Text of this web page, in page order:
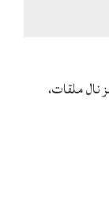
ملقات،